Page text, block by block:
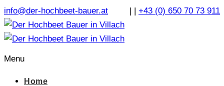
info@der-hochbeet-bauer.at | | +43 (0) 650 70 73 911
Menu
Home